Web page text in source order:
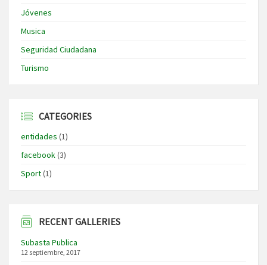
Jóvenes
Musica
Seguridad Ciudadana
Turismo
CATEGORIES
entidades (1)
facebook(3)
Sport(1)
RECENT GALLERIES
Subasta Publica
12 septiembre, 2017